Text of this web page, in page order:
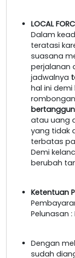
LOCAL
Dalam
teratasi
suasana
perjalanan
jadwalnya
hal ini
atau uang
yang tidak
terbatas
Demi
berubah
Ketentuan
Pelunasan
Dengan
sudah